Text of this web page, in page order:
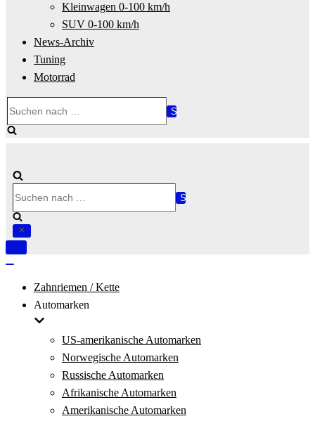
Kleinwagen 0-100 km/h
SUV 0-100 km/h
News-Archiv
Tuning
Motorrad
nach …
nach …
Navigation
Zahnriemen / Kette
Automarken
US-amerikanische Automarken
Norwegische Automarken
Russische Automarken
Afrikanische Automarken
Amerikanische Automarken